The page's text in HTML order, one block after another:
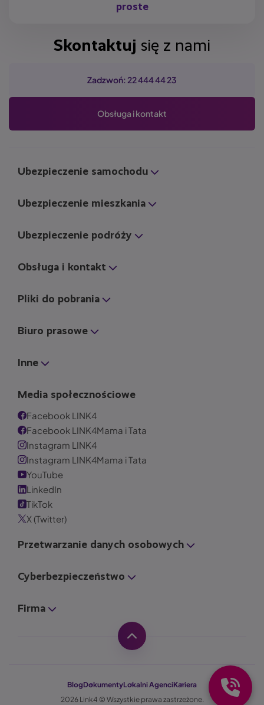
proste
Skontaktuj się z nami
Zadzwoń: 22 444 44 23
Obsługa i kontakt
Ubezpieczenie samochodu
Ubezpieczenie mieszkania
Ubezpieczenie podróży
Obsługa i kontakt
Pliki do pobrania
Biuro prasowe
Inne
Media społecznościowe
Facebook LINK4
Facebook LINK4Mama i Tata
Instagram LINK4
Instagram LINK4Mama i Tata
YouTube
LinkedIn
TikTok
X (Twitter)
Przetwarzanie danych osobowych
Cyberbezpieczeństwo
Firma
2026 Link4 © Wszystkie prawa zastrzeżone.
BlogDokumentyLokalni AgenciKariera